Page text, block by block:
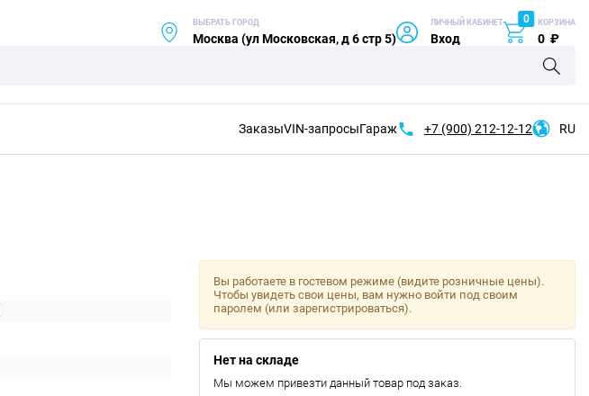
ВЫБРАТЬ ГОРОД
Москва (ул Московская, д 6 стр 5)
ЛИЧНЫЙ КАБИНЕТ
Вход
0 КОРЗИНА
0 ₽
ЗаказыVIN-запросыГараж +7 (900) 212-12-12 RU
Вы работаете в гостевом режиме (видите розничные цены).
Чтобы увидеть свои цены, вам нужно войти под своим
паролем (или зарегистрироваться).
Нет на складе
Мы можем привезти данный товар под заказ.